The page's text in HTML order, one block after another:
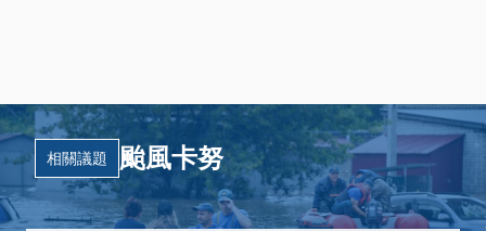
相關議題 颱風卡努